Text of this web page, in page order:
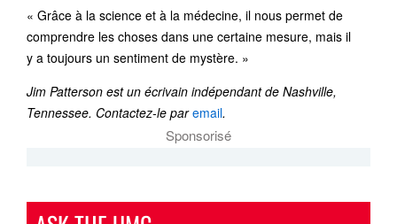
« Grâce à la science et à la médecine, il nous permet de
comprendre les choses dans une certaine mesure, mais il
y a toujours un sentiment de mystère. »
Jim Patterson est un écrivain indépendant de Nashville,
Tennessee. Contactez-le paremail.
Sponsorisé